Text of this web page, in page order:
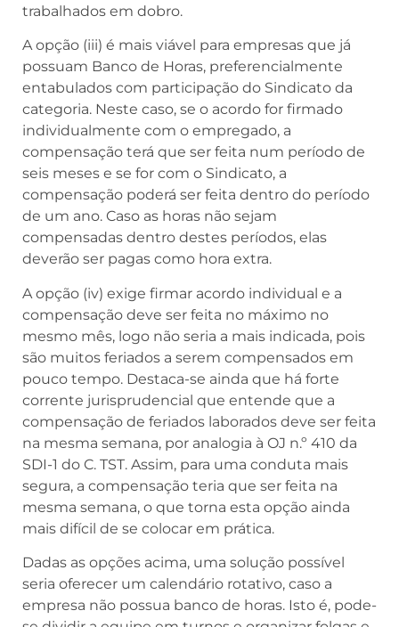
trabalhados em dobro.
A opção (iii) é mais viável para empresas que já
possuam Banco de Horas, preferencialmente
entabulados com participação do Sindicato da
categoria. Neste caso, se o acordo for firmado
individualmente com o empregado, a
compensação terá que ser feita num período de
seis meses e se for com o Sindicato, a
compensação poderá ser feita dentro do período
de um ano. Caso as horas não sejam
compensadas dentro destes períodos, elas
deverão ser pagas como hora extra.
A opção (iv) exige firmar acordo individual e a
compensação deve ser feita no máximo no
mesmo mês, logo não seria a mais indicada, pois
são muitos feriados a serem compensados em
pouco tempo. Destaca-se ainda que há forte
corrente jurisprudencial que entende que a
compensação de feriados laborados deve ser feita
na mesma semana, por analogia à OJ n.º 410 da
SDI-1 do C. TST. Assim, para uma conduta mais
segura, a compensação teria que ser feita na
mesma semana, o que torna esta opção ainda
mais difícil de se colocar em prática.
Dadas as opções acima, uma solução possível
seria oferecer um calendário rotativo, caso a
empresa não possua banco de horas. Isto é, pode-